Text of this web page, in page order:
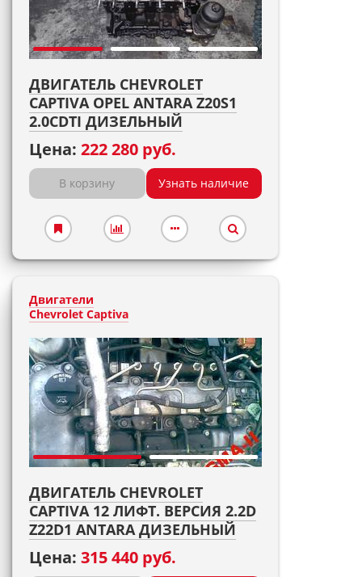
ДВИГАТЕЛЬ CHEVROLET
CAPTIVA OPEL ANTARA Z20S1
2.0CDTI ДИЗЕЛЬНЫЙ
Цена: 222 280 руб.
В корзину Узнать наличие
Двигатели
Chevrolet Captiva
ДВИГАТЕЛЬ CHEVROLET
CAPTIVA 12 ЛИФТ. ВЕРСИЯ 2.2D
Z22D1 ANTARA ДИЗЕЛЬНЫЙ
Цена: 315 440 руб.